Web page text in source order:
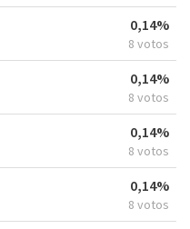
0,14%
8 votos
0,14%
8 votos
0,14%
8 votos
0,14%
8 votos